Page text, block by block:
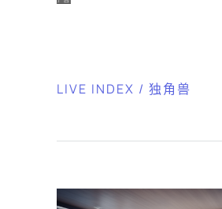
LIVE INDEX / 独角兽